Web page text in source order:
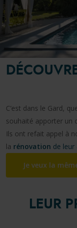
C’est dans le Gard,
souhaité apporter un
Ils ont refait appel à
la rénovation de leur
Je veux la
LEUR